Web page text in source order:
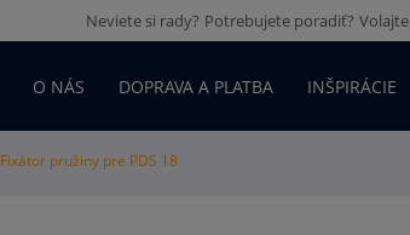
Neviete si rady? Potrebujete poradiť? Volajte
O NÁS DOPRAVA A PLATBA INŠPIRÁCIE
Fixátor pružiny pre PDS 18